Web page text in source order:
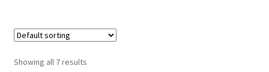
Showing all 7 results